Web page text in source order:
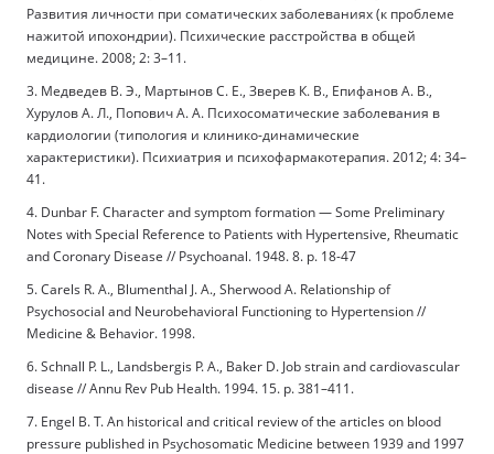
Развития личности при соматических заболеваниях (к проблеме
нажитой ипохондрии). Психические расстройства в общей
медицине. 2008; 2: 3–11.
3. Медведев В. Э., Мартынов С. Е., Зверев К. В., Епифанов А. В.,
Хурулов А. Л., Попович А. А. Психосоматические заболевания в
кардиологии (типология и клинико-динамические
характеристики). Психиатрия и психофармакотерапия. 2012; 4: 34–
41.
4. Dunbar F. Character and symptom formation — Some Preliminary
Notes with Special Reference to Patients with Hypertensive, Rheumatic
and Coronary Disease // Psychoanal. 1948. 8. p. 18-47
5. Carels R. A., Blumenthal J. A., Sherwood A. Relationship of
Psychosocial and Neurobehavioral Functioning to Hypertension //
Medicine & Behavior. 1998.
6. Schnall P. L., Landsbergis P. A., Baker D. Job strain and cardiovascular
disease // Annu Rev Pub Health. 1994. 15. p. 381–411.
7. Engel B. T. An historical and critical review of the articles on blood
pressure published in Psychosomatic Medicine between 1939 and 1997